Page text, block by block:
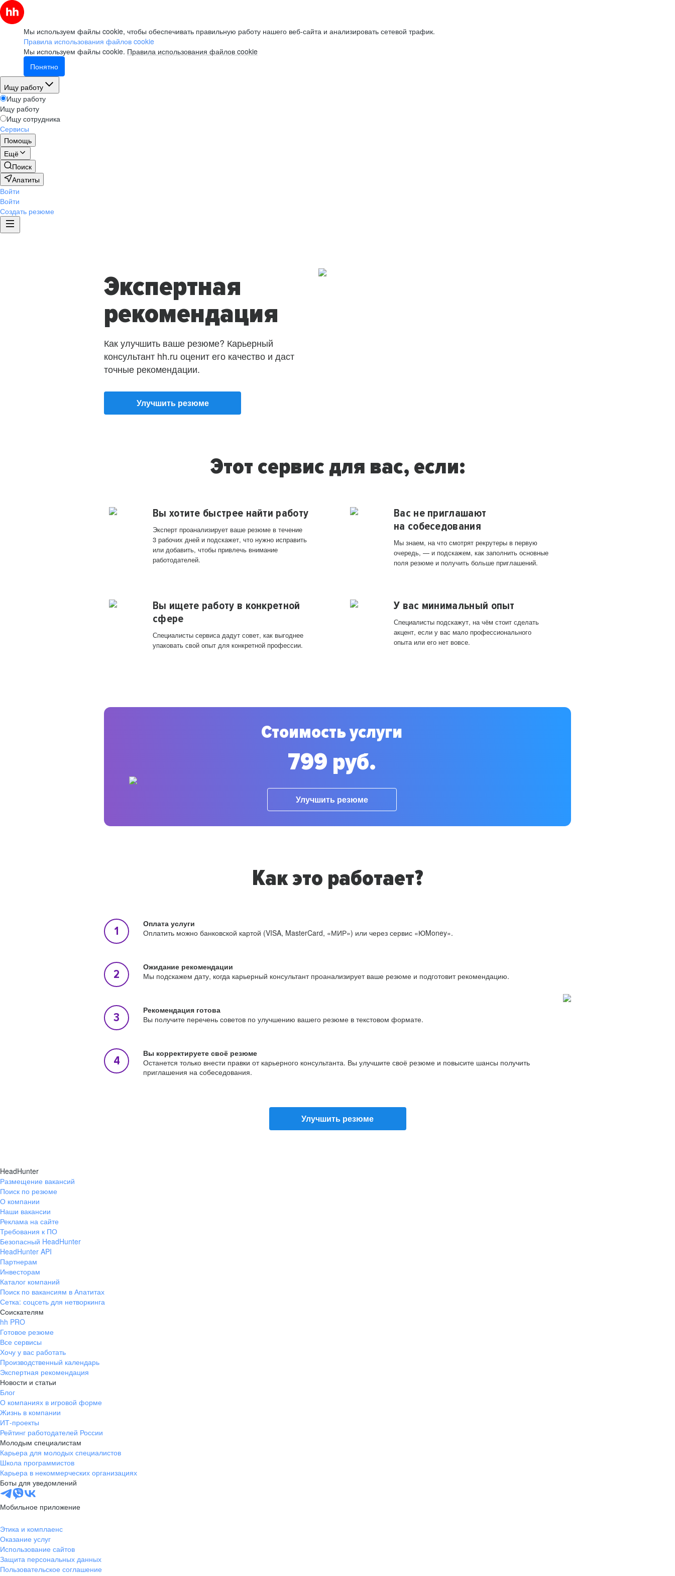
Мы используем файлы cookie, чтобы обеспечивать правильную работу нашего веб-сайта и анализировать сетевой трафик.
Правила использования файлов cookie
Мы используем файлы cookie. Правила использования файлов cookie
Понятно
Ищу работу
Ищу работу
Ищу работу
Ищу сотрудника
Сервисы
Помощь
Ещё
Поиск
Апатиты
Войти
Войти
Создать резюме
Экспертная
рекомендация
Как улучшить ваше резюме? Карьерный
консультант hh.ru оценит его качество и даст
точные рекомендации.
Улучшить резюме
Этот сервис для вас, если:
Вы хотите быстрее найти работу
Эксперт проанализирует ваше резюме в течение
3 рабочих дней и подскажет, что нужно исправить
или добавить, чтобы привлечь внимание
работодателей.
Вас не приглашают
на собеседования
Мы знаем, на что смотрят рекрутеры в первую
очередь, — и подскажем, как заполнить основные
поля резюме и получить больше приглашений.
Вы ищете работу в конкретной
сфере
Специалисты сервиса дадут совет, как выгоднее
упаковать свой опыт для конкретной профессии.
У вас минимальный опыт
Специалисты подскажут, на чём стоит сделать
акцент, если у вас мало профессионального
опыта или его нет вовсе.
Стоимость услуги
799 руб.
Улучшить резюме
Как это работает?
Оплата услуги
Оплатить можно банковской картой (VISA, MasterCard, «МИР») или через сервис «ЮMoney».
Ожидание рекомендации
Мы подскажем дату, когда карьерный консультант проанализирует ваше резюме и подготовит рекомендацию.
Рекомендация готова
Вы получите перечень советов по улучшению вашего резюме в текстовом формате.
Вы корректируете своё резюме
Останется только внести правки от карьерного консультанта. Вы улучшите своё резюме и повысите шансы получить
приглашения на собеседования.
Улучшить резюме
HeadHunter
Размещение вакансий
Поиск по резюме
О компании
Наши вакансии
Реклама на сайте
Требования к ПО
Безопасный HeadHunter
HeadHunter API
Партнерам
Инвесторам
Каталог компаний
Поиск по вакансиям в Апатитах
Сетка: соцсеть для нетворкинга
Соискателям
hh PRO
Готовое резюме
Все сервисы
Хочу у вас работать
Производственный календарь
Экспертная рекомендация
Новости и статьи
Блог
О компаниях в игровой форме
Жизнь в компании
ИТ-проекты
Рейтинг работодателей России
Молодым специалистам
Карьера для молодых специалистов
Школа программистов
Карьера в некоммерческих организациях
Боты для уведомлений
Мобильное приложение
Этика и комплаенс
Оказание услуг
Использование сайтов
Защита персональных данных
Пользовательское соглашение